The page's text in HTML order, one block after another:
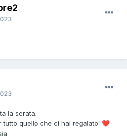
la serata.
tutto quello che ci hai regalato! ❤️